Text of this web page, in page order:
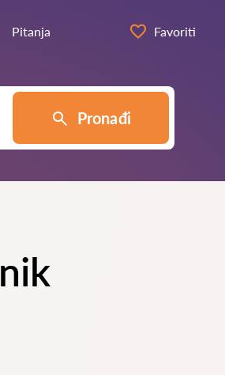
Pitanja Favoriti
Pronađi